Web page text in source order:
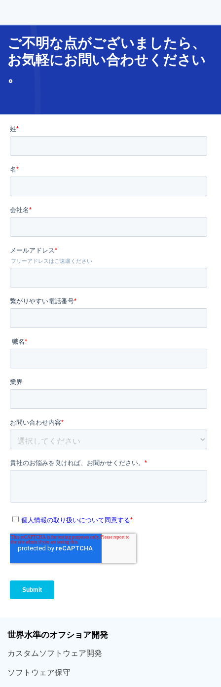
ご不明な点がございましたら、
お気軽にお問い合わせ ください
。
世界水準のオフショア開発
カスタムソフトウェア開発
ソフト ウェア保守